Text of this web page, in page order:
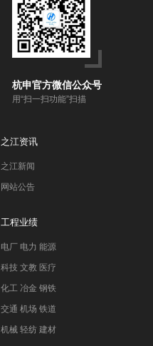
杭申官方微信公众号
用“扫一扫功能”扫描
之江资讯
之江新闻
网站公告
工程业绩
电厂 电力 能源
科技 文教 医疗
化工 冶金 钢铁
交通 机场 铁道
机械 轻纺 建材